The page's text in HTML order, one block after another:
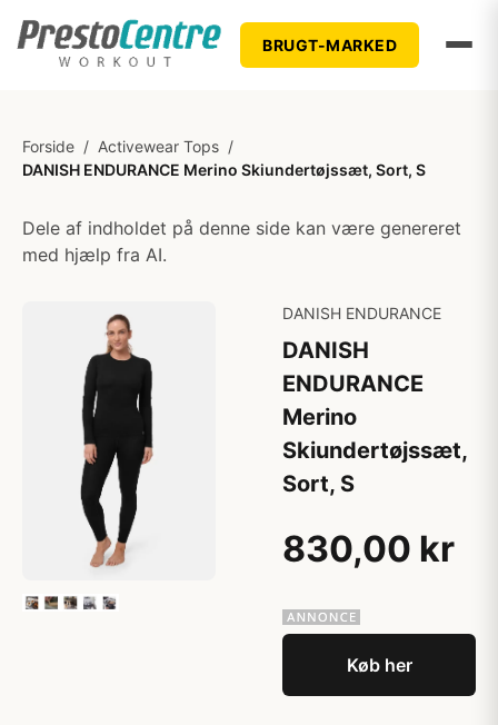
BRUGT-MARKED
Forside / Activewear Tops /
DANISH ENDURANCE Merino Skiundertøjssæt, Sort, S
Dele af indholdet på denne side kan være genereret
med hjælp fra AI.
DANISH ENDURANCE
DANISH
ENDURANCE
Merino
Skiundertøjssæt,
Sort, S
830,00 kr
Køb her